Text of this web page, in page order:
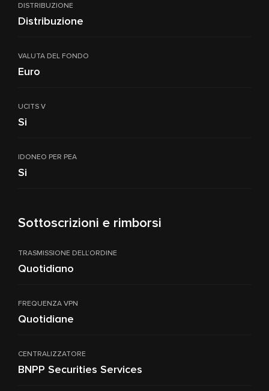
DISTRIBUZIONE
Distribuzione
VALUTA DEL FONDO
Euro
UCITS V
Si
IDONEO PER PEA
Si
Sottoscrizioni e rimborsi
TRASMISSIONE DELL’ORDINE
Quotidiano
FREQUENZA VPN
Quotidiane
CENTRALIZZATORE
BNPP Securities Services